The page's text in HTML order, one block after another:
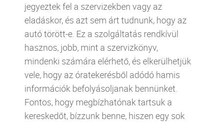
jegyeztek fel a szervizekben vagy az
eladáskor, és azt sem árt tudnunk, hogy az
autó törött-e. Ez a szolgáltatás rendkívül
hasznos, jobb, mint a szervizkönyv,
mindenki számára elérhető, és elkerülhetjük
vele, hogy az óratekerésből adódó hamis
információk befolyásoljanak bennünket.
Fontos, hogy megbízhatónak tartsuk a
kereskedőt, bízzunk benne, hiszen egy sok